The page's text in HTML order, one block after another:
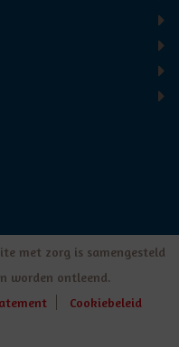
met zorg is samengesteld
worden ontleend.
Cookiebeleid